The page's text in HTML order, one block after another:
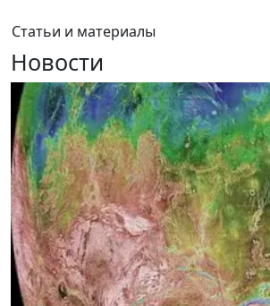
Статьи и материалы
Новости